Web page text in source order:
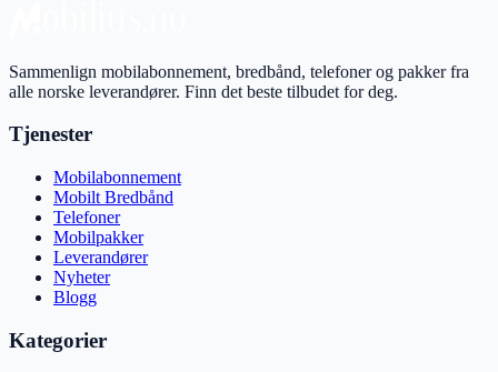
Sammenlign mobilabonnement, bredbånd, telefoner og pakker fra
alle norske leverandører. Finn det beste tilbudet for deg.
Tjenester
Mobilabonnement
Mobilt Bredbånd
Telefoner
Mobilpakker
Leverandører
Nyheter
Blogg
Kategorier